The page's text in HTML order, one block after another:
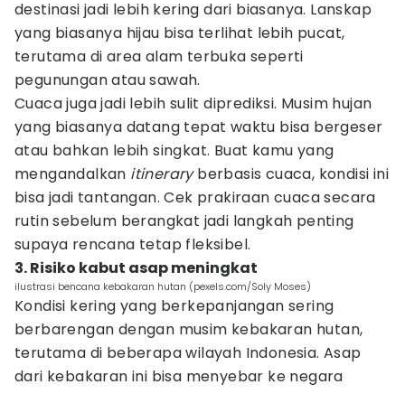
destinasi jadi lebih kering dari biasanya. Lanskap
yang biasanya hijau bisa terlihat lebih pucat,
terutama di area alam terbuka seperti
pegunungan atau sawah.
Cuaca juga jadi lebih sulit diprediksi. Musim hujan
yang biasanya datang tepat waktu bisa bergeser
atau bahkan lebih singkat. Buat kamu yang
mengandalkan itineraryberbasis cuaca, kondisi ini
bisa jadi tantangan. Cek prakiraan cuaca secara
rutin sebelum berangkat jadi langkah penting
supaya rencana tetap fleksibel.
3. Risiko kabut asap meningkat
ilustrasi bencana kebakaran hutan (pexels.com/Soly Moses)
Kondisi kering yang berkepanjangan sering
berbarengan dengan musim kebakaran hutan,
terutama di beberapa wilayah Indonesia. Asap
dari kebakaran ini bisa menyebar ke negara